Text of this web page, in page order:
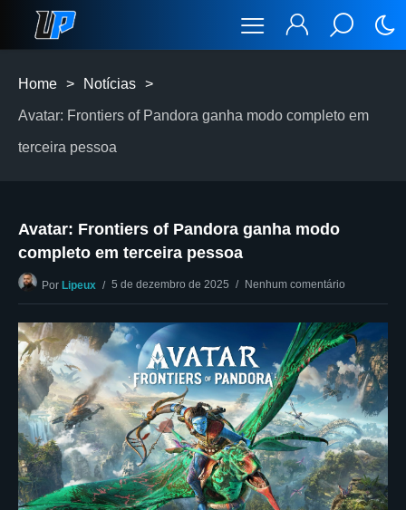
Home > Notícias >
Avatar: Frontiers of Pandora ganha modo completo em
terceira pessoa
Avatar: Frontiers of Pandora ganha modo
completo em terceira pessoa
Por Lipeux 5 de dezembro de 2025 Nenhum comentário